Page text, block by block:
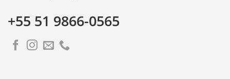
+55 51 9866-0565